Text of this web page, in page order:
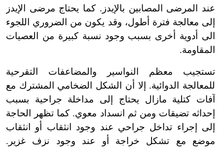
عند المرضى المصابين بالإيدز. كما يحتاج مرضى الإيدز
إلى معالجة فترة أطول، وقد يكون من الضروري اللجوء
الى أدوية أخرى بسبب وجود نسبة كبيرة من العصيات
المقاومة.
تستجيب معظم النواسير والمضاعفات التقرحية
للمعالجة الدوائية. إلا أن الشكل الضخامي المشترك مع
آفات كتلية مازال يحتاج إلى مداخلة جراحية بسبب
إحداثه تضيقات ومن ثم انسداد معوي. كما تظهر الحاجة
إلى إجراء تداخل جراحي عند وجود انثقاب أو انثقاب
موضع مع تشكل خراجة أو عند وجود نزف غزير.